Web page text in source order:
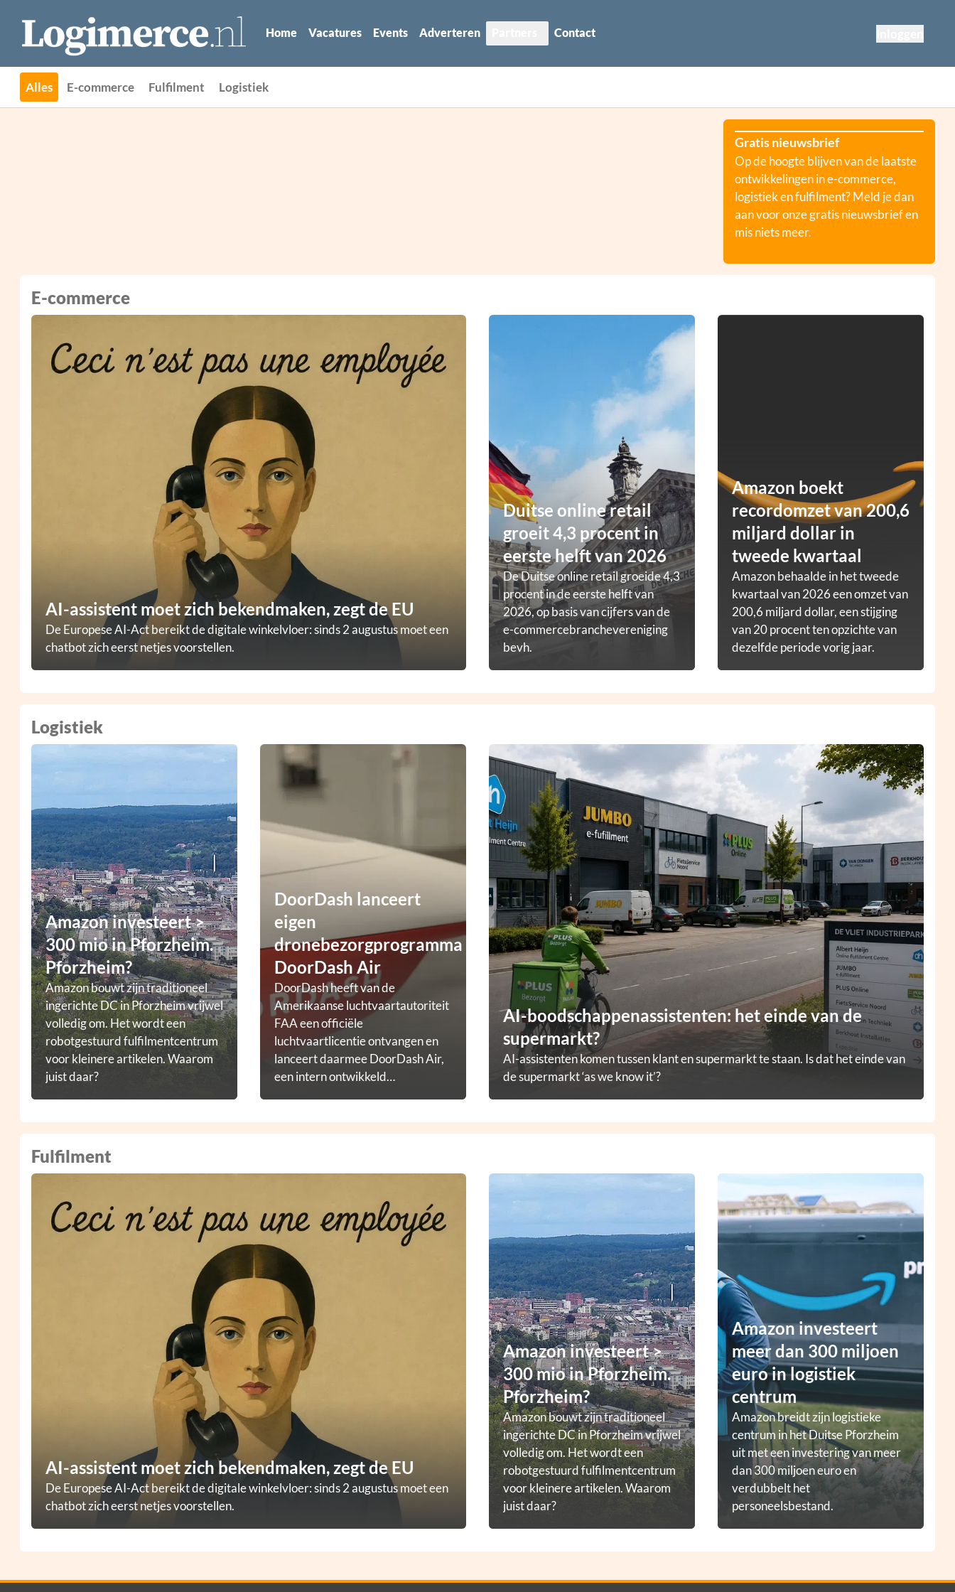
Home Vacatures Events Adverteren Contact
Alles E-commerce Fulfilment Logistiek
Gratis nieuwsbrief
Op de hoogte blijven van de laatste
ontwikkelingen in e-commerce,
logistiek en fulfilment? Meld je dan
aan voor onze gratis nieuwsbrief en
mis niets meer.
E-commerce
AI-assistent moet zich bekendmaken, zegt de EU
De Europese AI-Act bereikt de digitale winkelvloer: sinds 2 augustus moet een
chatbot zich eerst netjes voorstellen.
Duitse online retail
groeit 4,3 procent in
eerste helft van 2026
De Duitse online retail groeide 4,3
procent in de eerste helft van
2026, op basis van cijfers van de
e-commercebranchevereniging
bevh.
Amazon boekt
recordomzet van 200,6
miljard dollar in
tweede kwartaal
Amazon behaalde in het tweede
kwartaal van 2026 een omzet van
200,6 miljard dollar, een stijging
van 20 procent ten opzichte van
dezelfde periode vorig jaar.
Logistiek
AI-boodschappenassistenten: het einde van de
supermarkt?
AI-assistenten komen tussen klant en supermarkt te staan. Is dat het einde van
de supermarkt ‘as we know it’?
Amazon investeert >
300 mio in Pforzheim.
Pforzheim?
Amazon bouwt zijn traditioneel
ingerichte DC in Pforzheim vrijwel
volledig om. Het wordt een
robotgestuurd fulfilmentcentrum
voor kleinere artikelen. Waarom
juist daar?
DoorDash lanceert
eigen
dronebezorgprogramma
DoorDash Air
DoorDash heeft van de
Amerikaanse luchtvaartautoriteit
FAA een officiële
luchtvaartlicentie ontvangen en
lanceert daarmee DoorDash Air,
een intern ontwikkeld
Fulfilment
AI-assistent moet zich bekendmaken, zegt de EU
De Europese AI-Act bereikt de digitale winkelvloer: sinds 2 augustus moet een
chatbot zich eerst netjes voorstellen.
Amazon investeert >
300 mio in Pforzheim.
Pforzheim?
Amazon bouwt zijn traditioneel
ingerichte DC in Pforzheim vrijwel
volledig om. Het wordt een
robotgestuurd fulfilmentcentrum
voor kleinere artikelen. Waarom
juist daar?
Amazon investeert
meer dan 300 miljoen
euro in logistiek
centrum
Amazon breidt zijn logistieke
centrum in het Duitse Pforzheim
uit met een investering van meer
dan 300 miljoen euro en
verdubbelt het
personeelsbestand.